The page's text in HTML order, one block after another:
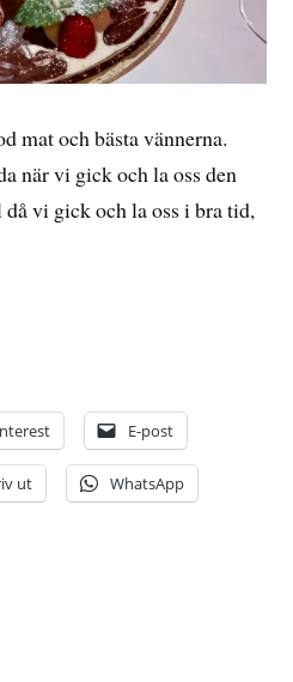
mat och bästa vännerna.
när vi gick och la oss den
vi gick och la oss i bra tid,
E-post
ut WhatsApp